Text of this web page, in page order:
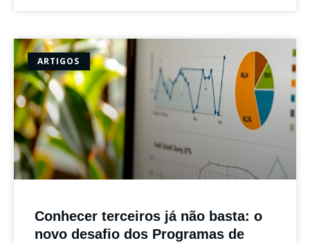
ARTIGOS
Conhecer terceiros já não basta: o
novo desafio dos Programas de